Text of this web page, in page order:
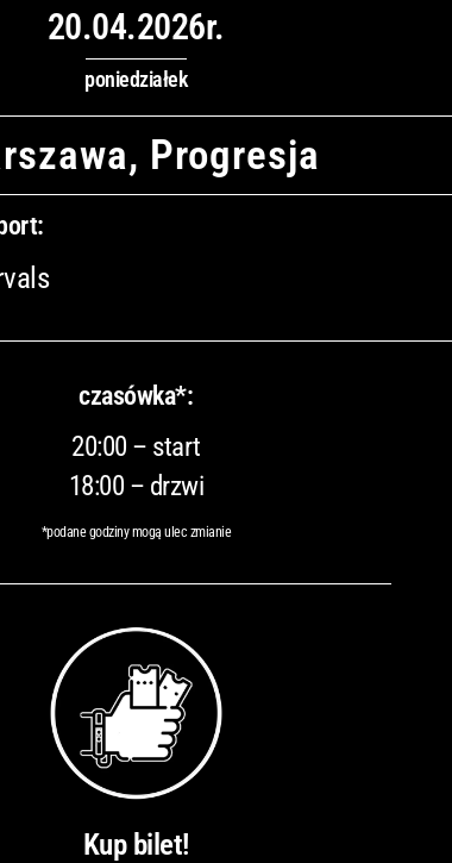
20.04.2026r.
poniedziałek
Progresja
czasówka*:
20:00 – start
18:00 – drzwi
*podane godziny mogą ulec zmianie
Kup bilet!